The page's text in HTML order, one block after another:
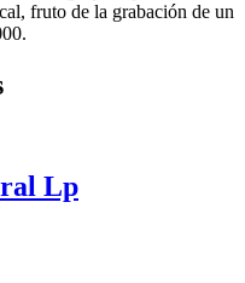
fruto de la grabación de un
Lp